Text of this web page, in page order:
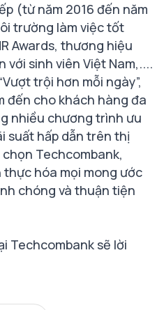
(từ năm 2016 đến năm
trường làm việc tốt
Awards, thương hiệu
với sinh viên Việt Nam,....
trội hơn mỗi ngày”,
đến cho khách hàng đa
nhiều chương trình ưu
suất hấp dẫn trên thị
Techcombank,
hóa mọi mong ước
chóng và thuận tiện
Techcombank sẽ lời